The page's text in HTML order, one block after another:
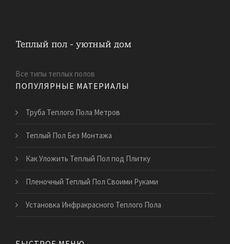
Все типы теплых полов
ПОПУЛЯРНЫЕ МАТЕРИАЛЫ
Труба Теплого Пола Метров
Теплый Пол Без Монтажа
Как Уложить Теплый Пол под Плитку
Пленочный Теплый Пол Своими Руками
Установка Инфракрасного Теплого Пола